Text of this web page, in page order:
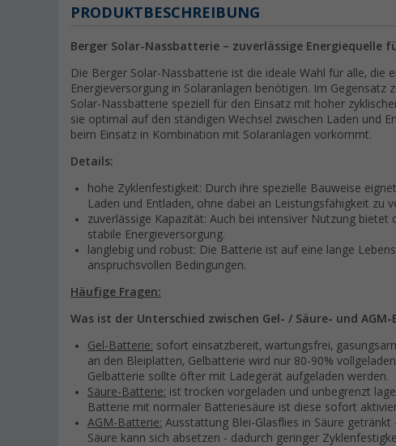
PRODUKTBESCHREIBUNG
Berger Solar-Nassbatterie – zuverlässige Energiequelle
Die Berger Solar-Nassbatterie ist die ideale Wahl für alle, die
Energieversorgung in Solaranlagen benötigen. Im
Solar-Nassbatterie speziell für den Einsatz mit hoher
sie optimal auf den ständigen Wechsel zwischen Laden und
beim Einsatz in Kombination mit Solaranlagen vorkommt.
Details:
hohe Zyklenfestigkeit: Durch ihre spezielle Bauweise
Laden und Entladen, ohne dabei an Leistungsfähigkeit zu
zuverlässige Kapazität: Auch bei intensiver Nutzung
stabile Energieversorgung.
langlebig und robust: Die Batterie ist auf eine lange
anspruchsvollen Bedingungen.
Häufige Fragen:
Was ist der Unterschied zwischen Gel- / Säure- und
Gel-Batterie: sofort einsatzbereit, wartungsfrei,
an den Bleiplatten, Gelbatterie wird nur 80-90%
Gelbatterie sollte öfter mit Ladegerät aufgeladen werden.
Säure-Batterie: ist trocken vorgeladen und unbegrenzt
Batterie mit normaler Batteriesäure ist diese sofort
AGM-Batterie: Ausstattung Blei-Glasflies in Säure
Säure kann sich absetzen - dadurch geringer